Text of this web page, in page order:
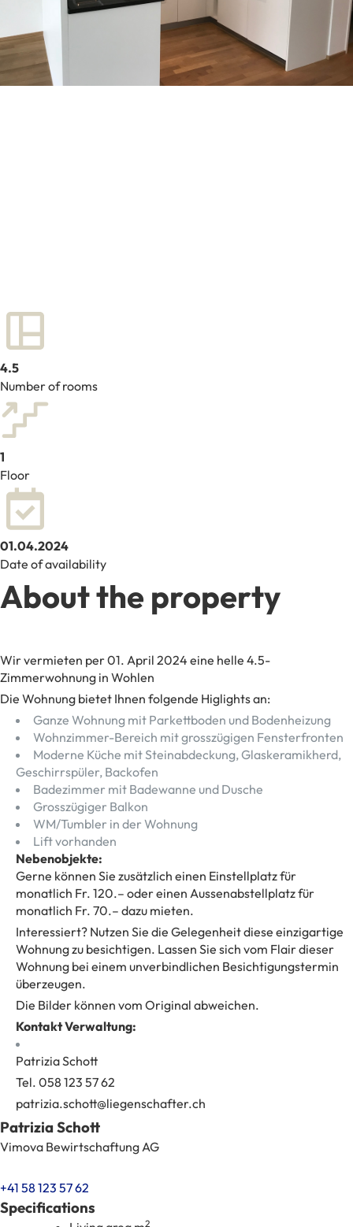
4.5
Number of rooms
1
Floor
01.04.2024
Date of availability
About the property
Wir vermieten per 01. April 2024 eine helle 4.5-
Zimmerwohnung in Wohlen
Die Wohnung bietet Ihnen folgende Higlights an:
Ganze Wohnung mit Parkettboden und Bodenheizung
Wohnzimmer-Bereich mit grosszügigen Fensterfronten
Moderne Küche mit Steinabdeckung, Glaskeramikherd,
Geschirrspüler, Backofen
Badezimmer mit Badewanne und Dusche
Grosszügiger Balkon
WM/Tumbler in der Wohnung
Lift vorhanden
Nebenobjekte:
Gerne können Sie zusätzlich einen Einstellplatz für
monatlich Fr. 120.– oder einen Aussenabstellplatz für
monatlich Fr. 70.– dazu mieten.
Interessiert? Nutzen Sie die Gelegenheit diese einzigartige
Wohnung zu besichtigen. Lassen Sie sich vom Flair dieser
Wohnung bei einem unverbindlichen Besichtigungstermin
überzeugen.
Die Bilder können vom Original abweichen.
Kontakt Verwaltung:
Patrizia Schott
Tel. 058 123 57 62
patrizia.schott@liegenschafter.ch
Patrizia Schott
Vimova Bewirtschaftung AG
+41 58 123 57 62
Specifications
2